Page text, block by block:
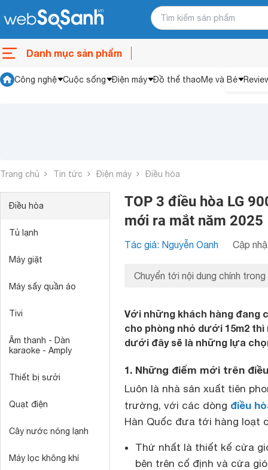
Danh mục sản phẩm
Công nghệ Cuộc sống Điện máy Đồ thể thaoMẹ và Bé
Trang chủ Tin tức Điện máy Điều hòa
Điều hòa
Tủ lạnh
Máy giặt
Máy sấy quần áo
Tivi
Âm thanh - Dàn
karaoke - Amply
Thiết bị sưởi
Quạt điện
Cây nước nóng lạnh
Máy lọc không khí
TOP 3 điều hòa LG
mới ra mắt năm 2025
Tác giả: Nguyễn Oanh Cập
Chuyển tới nội dung chính trong
Với những khách hàng đang
cho phòng nhỏ dưới 15m2 thì
dưới đây sẽ là những lựa
1. Những điểm mới trên
Luôn là nhà sản xuất tiên
trường, với các dòng điều
Hàn Quốc đưa tới hàng loạt
Thứ nhất là thiết kế cửa
bên trên cố định và cửa